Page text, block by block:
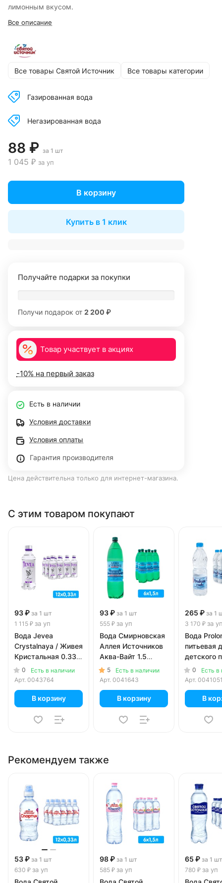
лимонным вкусом.
Все описание
Все товары Святой Источник Все товары категории
Газированная вода
Негазированная вода
88 ₽ за 1 шт
1 045 ₽ за уп
В корзину
Купить в 1 клик
Получайте подарки за покупки
Получи подарок от 2 200 ₽
Товар участвует в акциях
-10% на первый заказ
Есть в наличии
Условия доставки
Условия оплаты
Гарантия производителя
Цена действительна только для интернет-магазина.
С этим товаром покупают
93 ₽ за 1 шт
1 115 ₽ за уп
Вода Jevea
Crystalnaya / Живея
Кристальная 0.33
литра, газ, пэт, 12
шт. в уп.
0
Есть в наличии
Арт. 0043764
В корзину
93 ₽ за 1 шт
555 ₽ за уп
Вода Смирновская
Аллея Источников
Аква-Вайт 1.5
литра, газ, пэт, 6
шт. в уп.
5
Есть в наличии
Арт. 0041643
В корзину
265 ₽ за 1
3 170 ₽ за
Вода
питьевая
детского
3+, 0.5
газа, пэт,
0
Есть в
Арт.
В
Рекомендуем также
53 ₽ за 1 шт
630 ₽ за уп
98 ₽ за 1 шт
585 ₽ за уп
65 ₽ за 1 шт
780 ₽ за уп